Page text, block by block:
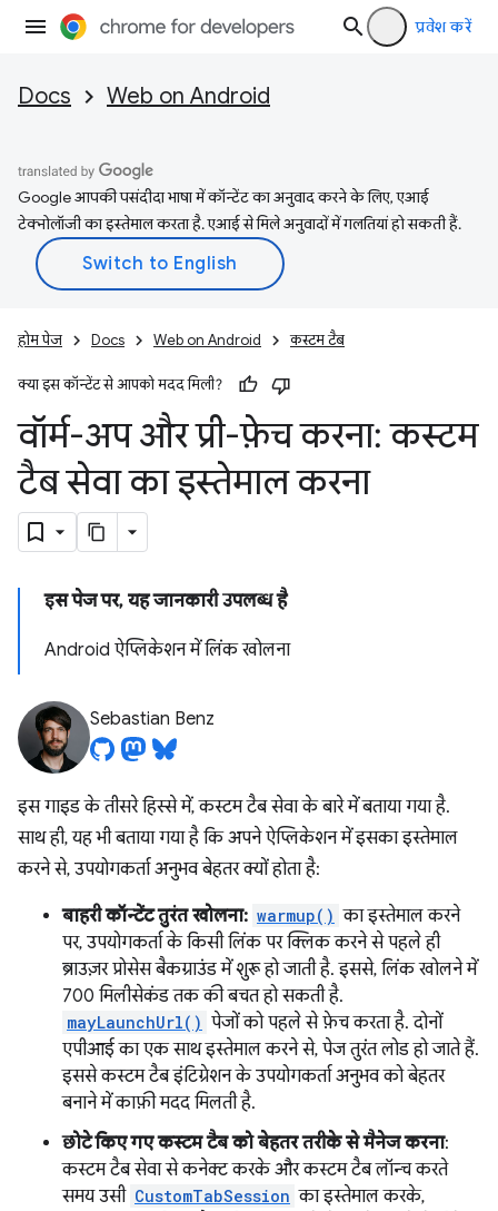
प्रवेश करें
Docs Web on Android
Google आपकी पसंदीदा भाषा में कॉन्टेंट का अनुवाद करने के लिए, एआई
टेक्नोलॉजी का इस्तेमाल करता है. एआई से मिले अनुवादों में गलतियां हो सकती हैं.
होम पेज Docs Web on Android कस्‍टम टैब
क्या इस कॉन्टेंट से आपको मदद मिली?
वॉर्म-अप और प्री-फ़ेच करना: कस्टम
टैब सेवा का इस्तेमाल करना
इस पेज पर, यह जानकारी उपलब्ध है
Android ऐप्लिकेशन में लिंक खोलना
Sebastian Benz
इस गाइड के तीसरे हिस्से में, कस्टम टैब सेवा के बारे में बताया गया है.
साथ ही, यह भी बताया गया है कि अपने ऐप्लिकेशन में इसका इस्तेमाल
करने से, उपयोगकर्ता अनुभव बेहतर क्यों होता है:
बाहरी कॉन्टेंट तुरंत खोलना: warmup() का इस्तेमाल करने
पर, उपयोगकर्ता के किसी लिंक पर क्लिक करने से पहले ही
ब्राउज़र प्रोसेस बैकग्राउंड में शुरू हो जाती है. इससे, लिंक खोलने में
700 मिलीसेकंड तक की बचत हो सकती है.
mayLaunchUrl() पेजों को पहले से फ़ेच करता है. दोनों
एपीआई का एक साथ इस्तेमाल करने से, पेज तुरंत लोड हो जाते हैं.
इससे कस्टम टैब इंटिग्रेशन के उपयोगकर्ता अनुभव को बेहतर
बनाने में काफ़ी मदद मिलती है.
छोटे किए गए कस्टम टैब को बेहतर तरीके से मैनेज करना:
कस्टम टैब सेवा से कनेक्ट करके और कस्टम टैब लॉन्च करते
समय उसी CustomTabSession का इस्तेमाल करके,